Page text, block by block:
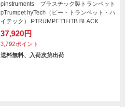
pinstruments プラスチック製トランペット
pTrumpet hyTech（ピー・トランペット・ハ
イテック） PTRUMPET1HTB BLACK
37,920円
3,792ポイント
送料無料、入荷次第出荷